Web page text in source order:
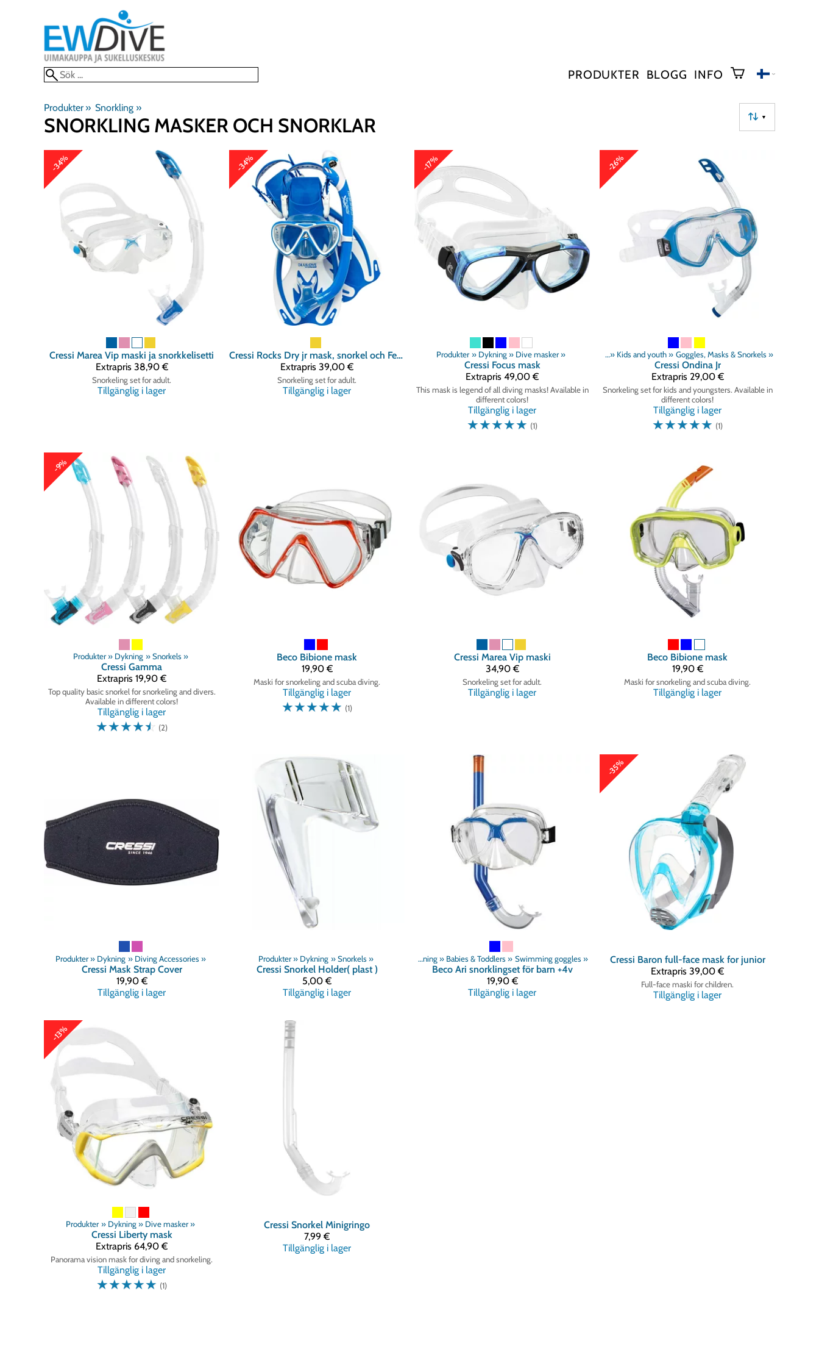
PRODUKTER BLOGG INFO
Produkter ‪» Snorkling ‪»
▼
SNORKLING MASKER OCH SNORKLAR
-34%
Cressi Marea Vip maski ja snorkkelisetti
Extrapris38,90 €
Snorkeling set for adult.
Tillgänglig i lager
-34%
Cressi
Rocks Dry jr mask, snorkel och Fenor med öppen häl
Extrapris 39,00 €
Snorkeling set for adult.
Tillgänglig i lager
-17%
Produkter ‪» Dykning‪» Dive masker‪»
Cressi Focus mask
Extrapris 49,00 €
This mask is legend of all diving masks! Available in
different colors!
Tillgänglig i lager
☆☆☆☆☆ (1)
-26%
Produkter Simning‪» Kids and youth ‪» Goggles, Masks & Snorkels ‪»
Cressi Ondina Jr
Extrapris29,00 €
Snorkeling set for kids and youngsters. Available in
different colors!
Tillgänglig i lager
☆☆☆☆☆ (1)
-9%
Produkter‪» Dykning ‪» Snorkels ‪»
Cressi Gamma
Extrapris 19,90 €
Top quality basic snorkel for snorkeling and divers.
Available in different colors!
Tillgänglig i lager
☆☆☆☆☆ (2)
Beco Bibione mask
19,90 €
Maski for snorkeling and scuba diving.
Tillgänglig i lager
☆☆☆☆☆ (1)
Cressi Marea Vip maski
34,90 €
Snorkeling set for adult.
Tillgänglig i lager
Beco Bibione mask
19,90 €
Maski for snorkeling and scuba diving.
Tillgänglig i lager
Produkter‪» Dykning ‪» Diving Accessories ‪»
Cressi Mask Strap Cover
19,90 €
Tillgänglig i lager
Produkter‪» Dykning ‪» Snorkels ‪»
Cressi Snorkel Holder( plast )
5,00 €
Tillgänglig i lager
Produkter Simning‪» Babies & Toddlers ‪» Swimming goggles ‪»
Beco Ari snorklingset för barn +4v
19,90 €
Tillgänglig i lager
-35%
Cressi Baron full-face mask for junior
Extrapris 39,00 €
Full-face maski for children.
Tillgänglig i lager
-13%
Produkter ‪» Dykning‪» Dive masker‪»
Cressi Liberty mask
Extrapris 64,90 €
Panorama vision mask for diving and snorkeling.
Tillgänglig i lager
☆☆☆☆☆ (1)
Cressi Snorkel Minigringo
7,99 €
Tillgänglig i lager